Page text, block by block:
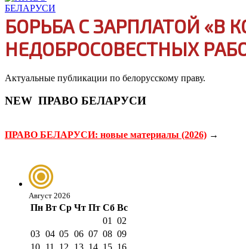
БОРЬБА С ЗАРПЛАТОЙ
НЕДОБРОСОВЕСТНЫХ
Актуальные публикации по белорусскому праву.
NEW ПРАВО БЕЛАРУСИ
ПРАВО БЕЛАРУСИ: новые материалы (2026) →
Август 2026
Пн Вт Ср Чт Пт Сб Вс
01
02
03 04 05 06 07 08 09